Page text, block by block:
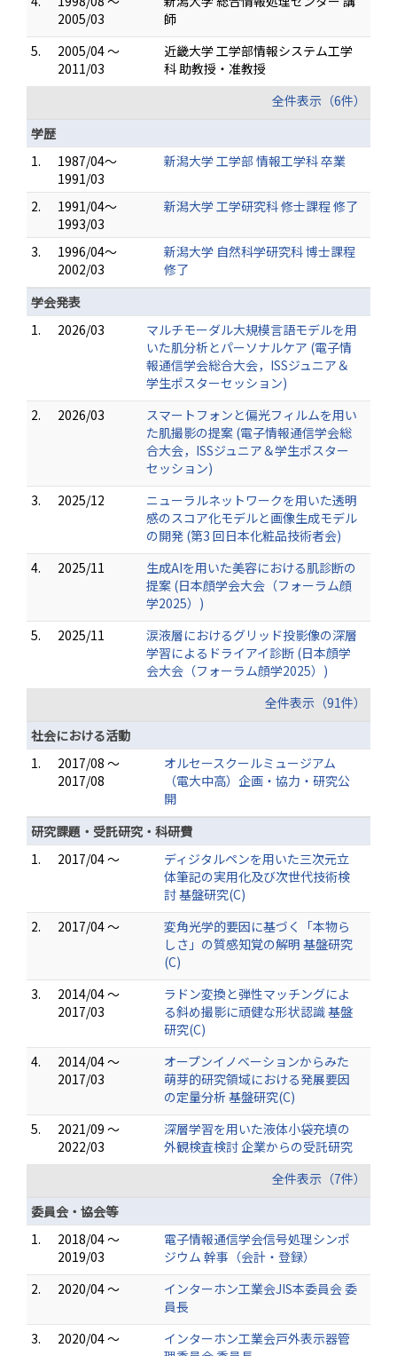
2005/03
師
5.
2005/04 ～
2011/03
近畿大学 工学部情報システム工学
科 助教授・准教授
全件表示（6件）
学歴
1.
1987/04～
1991/03
新潟大学 工学部 情報工学科 卒業
2.
1991/04～
1993/03
新潟大学 工学研究科 修士課程 修了
3.
1996/04～
2002/03
新潟大学 自然科学研究科 博士課程
修了
学会発表
1.
2026/03
マルチモーダル大規模言語モデルを用
いた肌分析とパーソナルケア (電子情
報通信学会総合大会，ISSジュニア＆
学生ポスターセッション)
2.
2026/03
スマートフォンと偏光フィルムを用い
た肌撮影の提案 (電子情報通信学会総
合大会，ISSジュニア＆学生ポスター
セッション)
3.
2025/12
ニューラルネットワークを用いた透明
感のスコア化モデルと画像生成モデル
の開発 (第3 回日本化粧品技術者会)
4.
2025/11
生成AIを用いた美容における肌診断の
提案 (日本顔学会大会（フォーラム顔
学2025）)
5.
2025/11
涙液層におけるグリッド投影像の深層
学習によるドライアイ診断 (日本顔学
会大会（フォーラム顔学2025）)
全件表示（91件）
社会における活動
1.
2017/08 ～
2017/08
オルセースクールミュージアム
（電大中高）企画・協力・研究公
開
研究課題・受託研究・科研費
1.
2017/04 ～
ディジタルペンを用いた三次元立
体筆記の実用化及び次世代技術検
討 基盤研究(C)
2.
2017/04 ～
変角光学的要因に基づく「本物ら
しさ」の質感知覚の解明 基盤研究
(C)
3.
2014/04 ～
2017/03
ラドン変換と弾性マッチングによ
る斜め撮影に頑健な形状認識 基盤
研究(C)
4.
2014/04 ～
2017/03
オープンイノベーションからみた
萌芽的研究領域における発展要因
の定量分析 基盤研究(C)
5.
2021/09 ～
2022/03
深層学習を用いた液体小袋充填の
外観検査検討 企業からの受託研究
全件表示（7件）
委員会・協会等
1.
2018/04 ～
2019/03
電子情報通信学会信号処理シンポ
ジウム 幹事（会計・登録）
2.
2020/04 ～
インターホン工業会JIS本委員会 委
員長
3.
2020/04 ～
インターホン工業会戸外表示器管